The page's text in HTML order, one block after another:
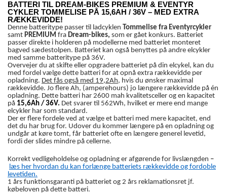
BATTERI TIL DREAM-BIKES PREMIUM & EVENTYR
CYKLER TOMMELISE PÅ 15,6AH / 36V – MED EXTRA
RÆKKEVIDDE!
Denne batteritype passer til ladcyklen Tommelise fra Eventyrcykler
samt PREMIUM fra Dream-bikes, som er gået konkurs. Batteriet
passer direkte i holderen på modellerne med batteriet monteret
bagved sædestolpen. Batteriet kan også benyttes på andre elcykler
med samme batteritype på 36V.
Overvejer du at skifte eller opgradere batteriet på din elcykel, kan du
med fordel vælge dette batteri for at opnå extra rækkevidde per
opladning. Det fås også med 19,2Ah, hvis du ønsker maximal
rækkevidde. Jo flere Ah, (amperehours) jo længere rækkevidde på én
opladning. Dette batteri har 2600 mah kvalitetsceller og en kapacitet
på 15,6Ah / 36V. Det svarer til 562Wh, hvilket er mere end mange
elcykler har som standard.
Der er flere fordele ved at vælge et batteri med mere kapacitet, end
det du har brug for. Udover du kommer længere på en opladning og
undgår at køre tomt, får batteriet ofte en længere generel levetid,
fordi der slides mindre på cellerne.
Korrekt vedligeholdelse og opladning er afgørende for livslængden –
læs her hvordan du kan forlænge batteriets rækkevidde og fordoble
levetiden.
1 års funktionsgaranti på batteriet og 2 års reklamationsret jf.
købeloven på dette batteri.